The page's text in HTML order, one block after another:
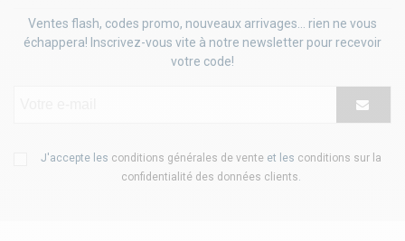
Ventes flash, codes promo, nouveaux arrivages... rien ne vous
échappera! Inscrivez-vous vite à notre newsletter pour recevoir
votre code!
J'accepte les conditions générales de vente et les conditions sur la
confidentialité des données clients